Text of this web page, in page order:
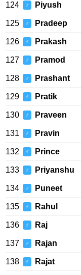
124 ♂ Piyush
125 ♂ Pradeep
126 ♂ Prakash
127 ♂ Pramod
128 ♂ Prashant
129 ♂ Pratik
130 ♂ Praveen
131 ♂ Pravin
132 ♂ Prince
133 ♂ Priyanshu
134 ♂ Puneet
135 ♂ Rahul
136 ♂ Raj
137 ♂ Rajan
138 ♂ Rajat